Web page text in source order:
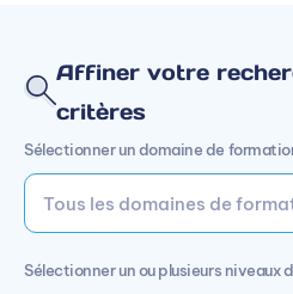
Affiner votre
critères
Sélectionner un domaine de
Sélectionner un ou plusieurs niveaux